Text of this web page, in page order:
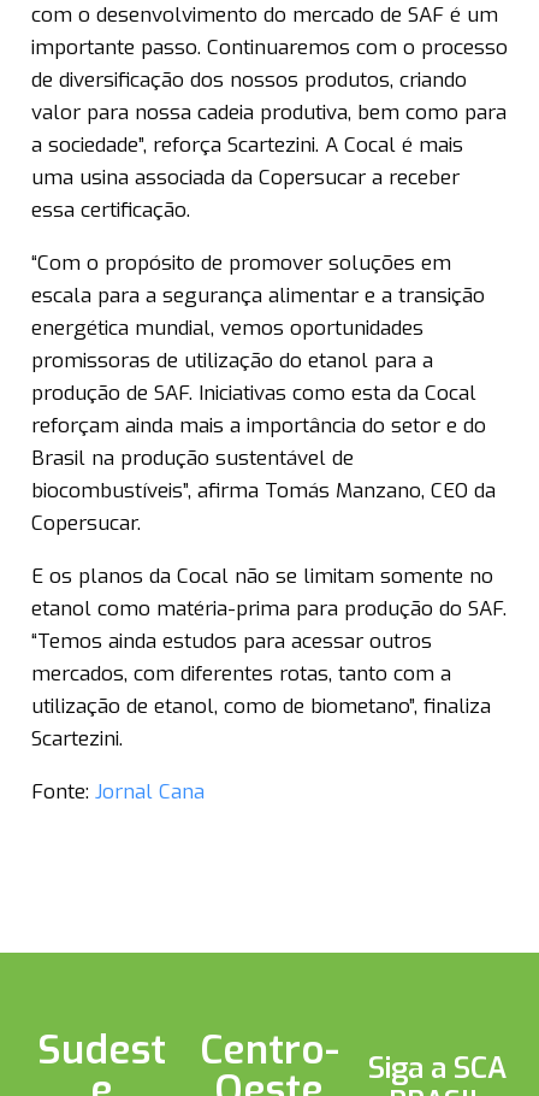
com o desenvolvimento do mercado de SAF é um
importante passo. Continuaremos com o processo
de diversificação dos nossos produtos, criando
valor para nossa cadeia produtiva, bem como para
a sociedade”, reforça Scartezini. A Cocal é mais
uma usina associada da Copersucar a receber
essa certificação.
“Com o propósito de promover soluções em
escala para a segurança alimentar e a transição
energética mundial, vemos oportunidades
promissoras de utilização do etanol para a
produção de SAF. Iniciativas como esta da Cocal
reforçam ainda mais a importância do setor e do
Brasil na produção sustentável de
biocombustíveis”, afirma Tomás Manzano, CEO da
Copersucar.
E os planos da Cocal não se limitam somente no
etanol como matéria-prima para produção do SAF.
“Temos ainda estudos para acessar outros
mercados, com diferentes rotas, tanto com a
utilização de etanol, como de biometano”, finaliza
Scartezini.
Fonte: Jornal Cana
Sudest Centro-
Siga a SCA